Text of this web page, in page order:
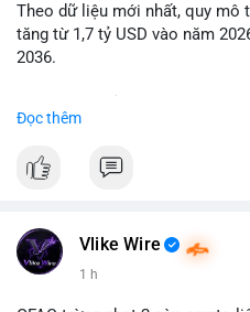
Lời khuyên: Nhà đầu tư nhỏ lẻ
khi giao dịch được xác nhận,
ưu tiên quản trị rủi ro trong giai
#btcmempool65k
Theo dữ liệu mới nhất, quy mô
tăng từ 1,7 tỷ USD vào năm
2036.
hàng năm (CAGR) ấn tượng lên
Điều gì đang thúc đẩy sự tăng
Đọc thêm
Vlike Wire
1 h